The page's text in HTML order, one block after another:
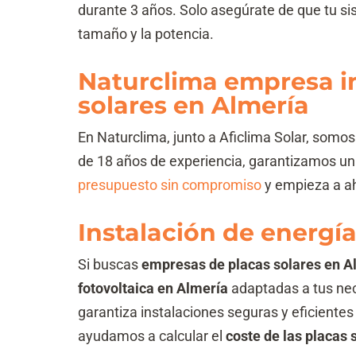
durante 3 años. Solo asegúrate de que tu
tamaño y la potencia.
Naturclima empresa
solares en Almería
En Naturclima, junto a Aficlima Solar,
de 18 años de experiencia, garantizamos
presupuesto sin compromisoy empieza a
Instalación de
Si buscasempresas de placas solares en
fotovoltaica en Almería adaptadas a tus
garantiza instalaciones seguras y
ayudamos a calcular el coste de las placas